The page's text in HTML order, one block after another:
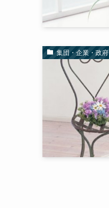
集団・企業・政府